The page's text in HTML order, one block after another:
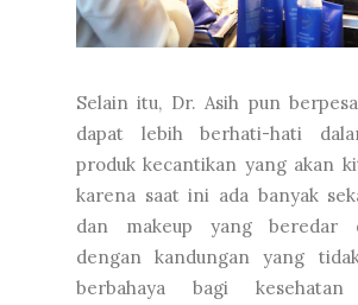
Selain itu, Dr. Asih pun
dapat lebih berhati-hati
produk kecantikan yang akan
karena saat ini ada banyak
dan makeup yang beredar
dengan kandungan yang
berbahaya bagi